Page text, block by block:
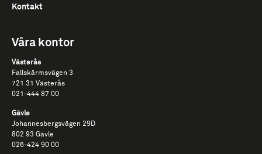
Kontakt
Våra kontor
Västerås
Fallskärmsvägen​ 3​
721​ 31​ Västerås​
021-​444​ 87​ 00
Gävle
Johannesbergsvägen 29D
802 93 Gävle
026-​424​ 90​ 00